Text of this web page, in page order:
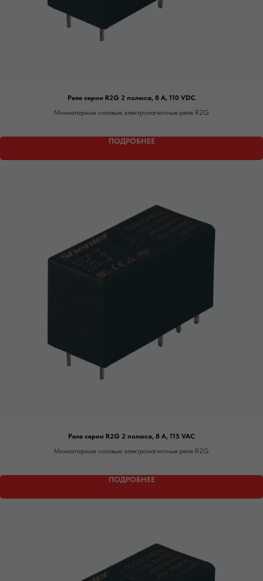
Реле серии R2G 2 полюса, 8 А, 110 VDC
Миниатюрные силовые электромагнитные реле R2G
ПОДРОБНЕЕ
Реле серии R2G 2 полюса, 8 А, 115 VAC
Миниатюрные силовые электромагнитные реле R2G
ПОДРОБНЕЕ